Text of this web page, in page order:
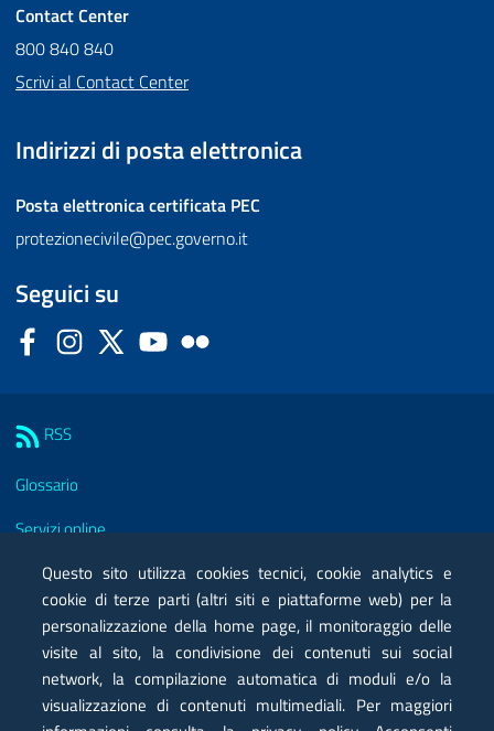
Contact Center
800 840 840
Scrivi al Contact Center
Indirizzi di posta elettronica
Posta elettronica certificata PEC
protezionecivile@pec.governo.it
Seguici su
FacebookInstagram
Twitter YouTube
RSS
Glossario
Servizi online
Moduli
Posta elettronica certificata PEC
Privacy
Note legali
Questo sito utilizza cookies tecnici, cookie analytics e
cookie di terze parti (altri siti e piattaforme web) per la
personalizzazione della home page, il monitoraggio delle
visite al sito, la condivisione dei contenuti sui social
network, la compilazione automatica di moduli e/o la
visualizzazione di contenuti multimediali. Per maggiori